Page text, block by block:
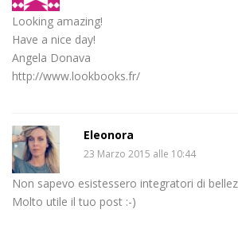
Looking amazing!
Have a nice day!
Angela Donava
http://www.lookbooks.fr/
Eleonora
23 Marzo 2015 alle 10:44
Non sapevo esistessero integratori di
Molto utile il tuo post :-)